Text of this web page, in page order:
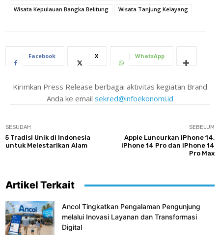
Wisata Kepulauan Bangka Belitung
Wisata Tanjung Kelayang
Facebook X WhatsApp
Kirimkan Press Release berbagai aktivitas kegiatan Brand
Anda ke email sekred@infoekonomi.id
SESUDAH
5 Tradisi Unik di Indonesia
untuk Melestarikan Alam
SEBELUM
Apple Luncurkan iPhone 14,
iPhone 14 Pro dan iPhone 14
Pro Max
Artikel Terkait
Ancol Tingkatkan Pengalaman Pengunjung
melalui Inovasi Layanan dan Transformasi
Digital